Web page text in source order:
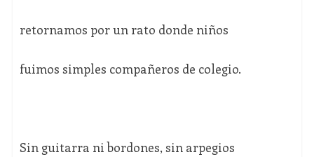
retornamos por un rato donde niños
fuimos simples compañeros de colegio.
Sin guitarra ni bordones, sin arpegios